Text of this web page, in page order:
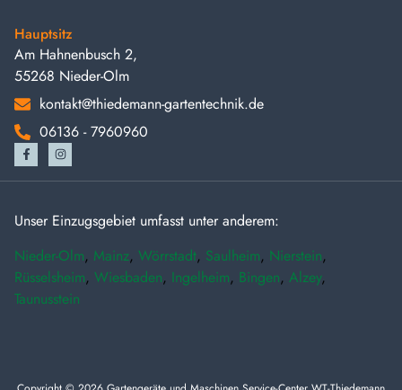
Hauptsitz
Am Hahnenbusch 2,
55268 Nieder-Olm
kontakt@thiedemann-gartentechnik.de
06136 - 7960960
Unser Einzugsgebiet umfasst unter anderem:
Nieder-Olm, Mainz, Wörrstadt, Saulheim, Nierstein,
Rüsselsheim, Wiesbaden, Ingelheim, Bingen, Alzey,
Taunusstein